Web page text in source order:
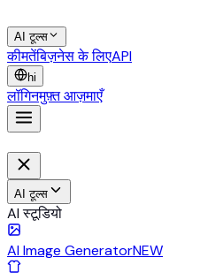
AI टूल्स
कीमतेंबिज़नेस के लिएAPI
hi
लॉगिनमुफ़्त आज़माएँ
AI टूल्स
AI स्टूडियो
AI Image GeneratorNEW